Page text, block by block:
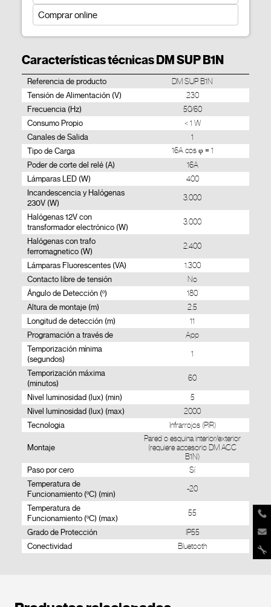
Comprar online
Características técnicas DM SUP B1N
Referencia de producto DM SUP B1N
Tensión de Alimentación (V) 230
Frecuencia (Hz) 50/60
Consumo Propio < 1 W
Canales de Salida 1
Tipo de Carga 16A cos φ = 1
Poder de corte del relé (A) 16A
Lámparas LED (W) 400
Incandescencia y Halógenas
230V (W)
3.000
Halógenas 12V con
transformador electrónico (W)
3.000
Halógenas con trafo
ferromagnetico (W)
2.400
Lámparas Fluorescentes (VA) 1.300
Contacto libre de tensión No
Ángulo de Detección (º) 180
Altura de montaje (m) 2.5
Longitud de detección (m) 11
Programación a través de App
Temporización mínima
(segundos)
1
Temporización máxima
(minutos)
60
Nivel luminosidad (lux) (min) 5
Nivel luminosidad (lux) (max) 2000
Tecnologia Infrarrojos (PIR)
Montaje
Pared o esquina interior/exterior
(requiere accesorio DM ACC
B1N)
Paso por cero Sí
Temperatura de
Funcionamiento (ºC) (min)
-20
Temperatura de
Funcionamiento (ºC) (max)
55
Grado de Protección IP55
Conectividad Bluetooth